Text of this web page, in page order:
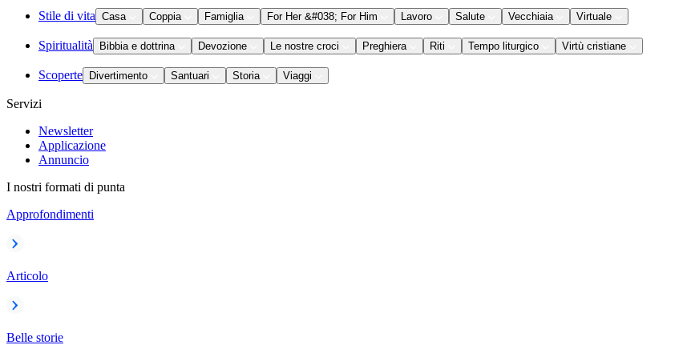
Stile di vita Casa Coppia Famiglia For Her &#038; For Him Lavoro Salute Vecchiaia Virtuale
Spiritualità Bibbia e dottrina Devozione Le nostre croci Preghiera Riti Tempo liturgico Virtù cristiane
Scoperte Divertimento Santuari Storia Viaggi
Servizi
Newsletter
Applicazione
Annuncio
I nostri formati di punta
Approfondimenti
Articolo
Belle storie